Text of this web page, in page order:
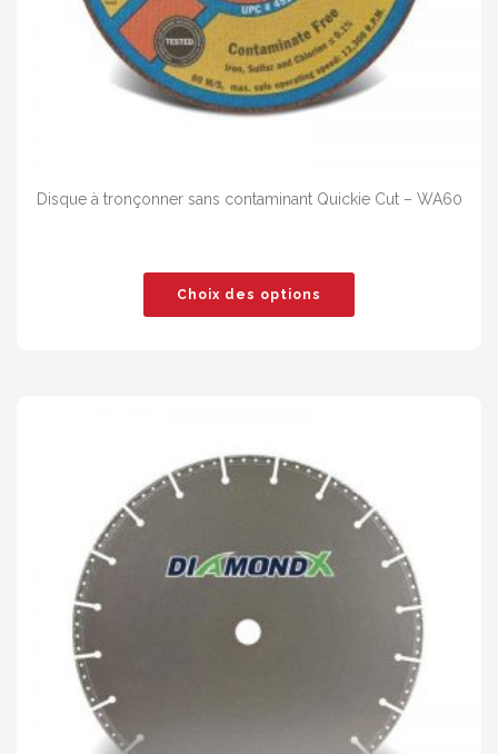
Disque à tronçonner sans contaminant Quickie Cut – WA60
Choix des options